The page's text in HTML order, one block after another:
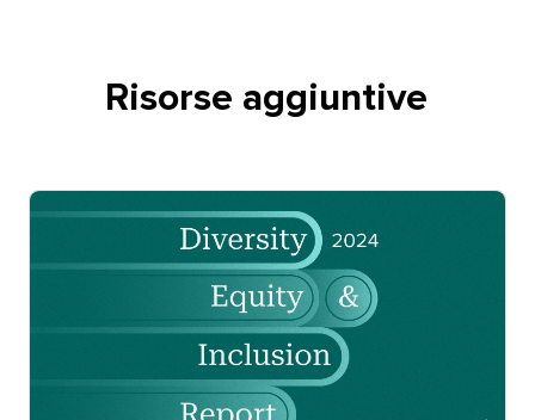
Risorse aggiuntive​​